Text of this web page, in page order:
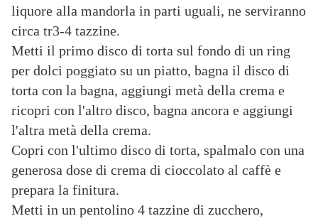
liquore alla mandorla in parti uguali, ne serviranno
circa tr3-4 tazzine.
Metti il primo disco di torta sul fondo di un ring
per dolci poggiato su un piatto, bagna il disco di
torta con la bagna, aggiungi metà della crema e
ricopri con l'altro disco, bagna ancora e aggiungi
l'altra metà della crema.
Copri con l'ultimo disco di torta, spalmalo con una
generosa dose di crema di cioccolato al caffè e
prepara la finitura.
Metti in un pentolino 4 tazzine di zucchero,